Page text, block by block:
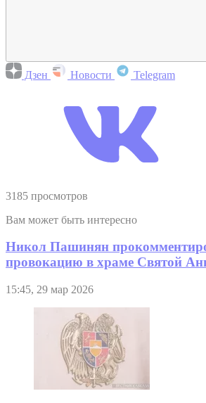
Дзен Новости Telegram
3185 просмотров
Вам может быть интересно
Никол Пашинян
провокацию в храме Святой
15:45, 29 мар 2026